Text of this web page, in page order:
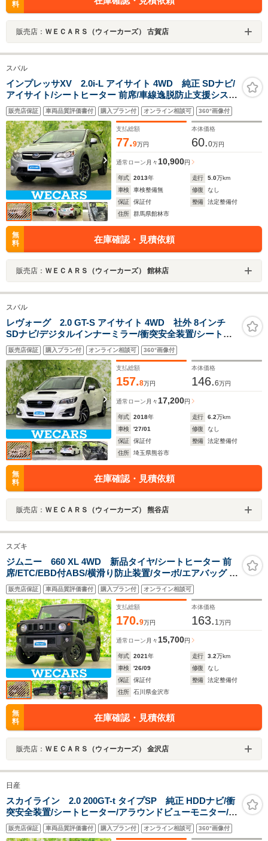
料
販売店： ＷＥＣＡＲＳ（ウィーカーズ） 古賀店
スバル
インプレッサXV 2.0i-L アイサイト 4WD 純正 SDナビ/
アイサイト/シートヒーター 前席/車線逸脱防止支援システ
ム/シート 合皮/ヘッドランプ HID/Bluetooth接
続/ETC/EBD付ABS/横滑り防止装置/アイドリングストッ
プ
販売店保証 車両品質評価書付 購入プラン付 オンライン相談可 360°画像付
支払総額
77.9万円
本体価格
60.0万円
通常ローン 月々10,900円
年式 2013年 走行 5.0万km
車検
車検整備無 修復
なし
保証
保証付 整備
法定整備付
住所
群馬県館林市
無
料
在庫確認・見積依頼
販売店： ＷＥＣＡＲＳ（ウィーカーズ） 館林店
スバル
レヴォーグ 2.0 GT-S アイサイト 4WD 社外 8インチ
SDナビ/デジタルインナーミラー/衝突安全装置/シートヒ
ーター 前席/車線逸脱防止支援システム/シート ハーフレ
ザー/ヘッドランプ LED/Bluetooth接続
販売店保証 購入プラン付 オンライン相談可 360°画像付
支払総額
157.8万円
本体価格
146.6万円
通常ローン 月々17,200円
年式 2018年 走行 6.2万km
車検
'27/01 修復
なし
保証
保証付 整備
法定整備付
住所
埼玉県熊谷市
無
料
在庫確認・見積依頼
販売店： ＷＥＣＡＲＳ（ウィーカーズ） 熊谷店
スズキ
ジムニー 660 XL 4WD 新品タイヤ/シートヒーター 前
席/ETC/EBD付ABS/横滑り防止装置/ターボ/エアバッグ サ
イド/衝突安全ボディ/パワーウインドウ/エンジンスタート
ボタン/キーレススタートシステム/オートエアコン
販売店保証 車両品質評価書付 購入プラン付 オンライン相談可
支払総額
170.9万円
本体価格
163. 1万円
通常ローン 月々15,700円
年式 2021年 走行 3.2万km
車検
'26/09 修復
なし
保証
保証付 整備
法定整備付
住所
石川県金沢市
無
料
在庫確認・見積依頼
販売店： ＷＥＣＡＲＳ（ウィーカーズ） 金沢店
日産
スカイライン 2.0 200GT-t タイプSP 純正 HDDナビ/衝
突安全装置/シートヒーター/アラウンドビューモニター/車
線逸脱防止支援システム/シート フルレザー/ヘッドランプ
LED/Bluetooth接続/ETC/EBD付ABS
販売店保証 車両品質評価書付 購入プラン付 オンライン相談可 360°画像付